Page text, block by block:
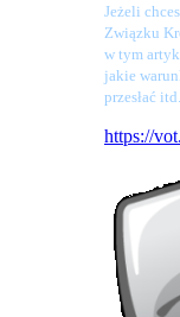
Jeżeli
Związku
w tym
jakie
przesłać itd.
https://